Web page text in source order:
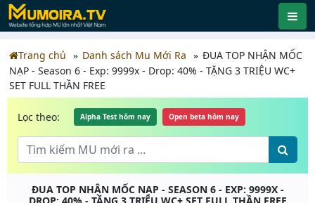
Trang chủ Danh sách Mu Mới Ra
ĐUA TOP NHẬN MỐC
NẠP - Season 6 - Exp: 9999x - Drop: 40% - TẶNG 3 TRIỆU WC+
SET FULL THẦN FREE
Lọc theo: Alpha Test hôm nay Open beta hôm nay
ĐUA TOP NHẬN MỐC NẠP - SEASON 6 - EXP: 9999X -